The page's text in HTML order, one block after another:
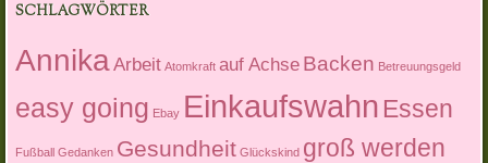
SCHLAGWÖRTER
AnnikaArbeit Atomkraft auf Achse Backen Betreuungsgeld
easy going Ebay Einkaufswahn Essen
Fußball Gedanken Gesundheit Glückskind groß werden